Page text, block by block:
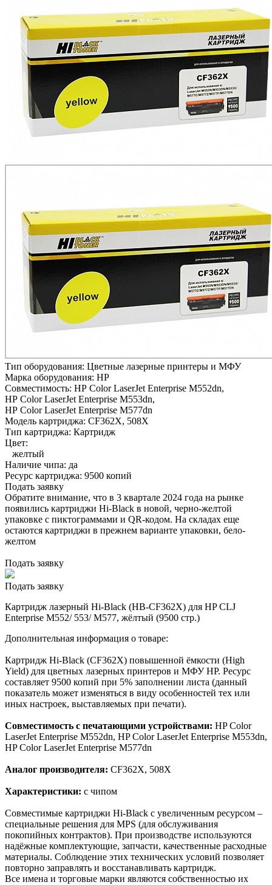
Тип оборудования: Цветные лазерные принтеры и МФУ
Марка оборудования: HP
Совместимость: HP Color LaserJet Enterprise M552dn,
HP Color LaserJet Enterprise M553dn,
HP Color LaserJet Enterprise M577dn
Модель картриджа: CF362X, 508X
Тип картриджа: Картридж
Цвет:
желтый
Наличие чипа: да
Ресурс картриджа: 9500 копий
Подать заявку
Обратите внимание, что в 3 квартале 2024 года на рынке
появились картриджи Hi-Black в новой, черно-желтой
упаковке с пиктограммами и QR-кодом. На складах еще
остаются картриджи в прежнем варианте упаковки, бело-
желтом
Подать заявку
Подать заявку
Картридж лазерный Hi-Black (HB-CF362X) для HP CLJ
Enterprise M552/ 553/ M577, жёлтый (9500 стр.)
Дополнительная информация о товаре:
Картридж Hi-Black (CF362X) повышенной ёмкости (High
Yield) для цветных лазерных принтеров и МФУ HP. Ресурс
составляет 9500 копий при 5% заполнении листа (данный
показатель может изменяться в виду особенностей тех или
иных настроек, выставляемых при печати).
Совместимость с печатающими устройствами: HP Color
LaserJet Enterprise M552dn, HP Color LaserJet Enterprise M553dn,
HP Color LaserJet Enterprise M577dn
Аналог производителя: CF362X, 508X
Характеристики: с чипом
Cовместимые картриджи Hi-Black с увеличенным ресурсом –
специальные решения для MPS (для обслуживания
покопийных контрактов). При производстве используются
надёжные комплектующие, запчасти, качественные расходные
материалы. Соблюдение этих технических условий позволяет
повторно заправлять и восстанавливать картридж.
Все имена и торговые марки являются собственностью их